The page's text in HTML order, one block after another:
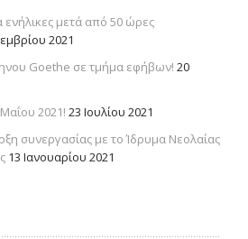
ενήλικες μετά από 50 ώρες
2021
Goethe σε τμήμα εφήβων! 20
2021! 23 Ιουλίου 2021
συνεργασίας με το Ίδρυμα Νεολαίας
13 Ιανουαρίου 2021